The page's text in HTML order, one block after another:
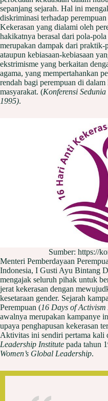
sepanjang sejarah. Hal ini
diskriminasi terhadap
Kekerasan yang dialami oleh
hakikatnya berasal dari pola-
merupakan dampak dari
ataupun kebiasaan-kebiasaan
ekstrimisme yang berkaitan
agama, yang mempertahankan
rendah bagi perempuan di
masyarakat. (Konferensi
1995).
Sumber: https://
Menteri Pemberdayaan
Indonesia, I Gusti Ayu Bintang
mengajak seluruh pihak untuk
jerat kekerasan dengan
kesetaraan gender. Sejarah
Perempuan (16 Days of
awalnya merupakan kampanye
upaya penghapusan kekerasan
Aktivitas ini sendiri pertama kali
Leadership Institute pada tahun
Women’s Global Leadership.